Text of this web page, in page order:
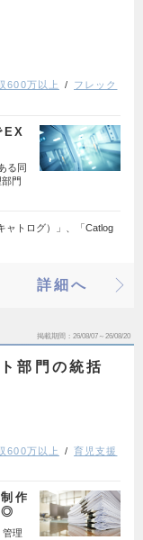
600万以上
フレック
EX
る同
門
ャトログ）」、「Catlog
詳細へ
掲載期間 26/08/07～26/08/20
部門の統括
600万以上
育児支援
作
◎
管理